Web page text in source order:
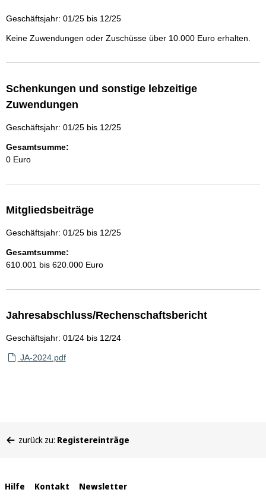
Geschäftsjahr: 01/25 bis 12/25
Keine Zuwendungen oder Zuschüsse über 10.000 Euro erhalten.
Schenkungen und sonstige lebzeitige
Zuwendungen
Geschäftsjahr: 01/25 bis 12/25
Gesamtsumme:
0 Euro
Mitgliedsbeiträge
Geschäftsjahr: 01/25 bis 12/25
Gesamtsumme:
610.001 bis 620.000 Euro
Jahresabschluss/Rechenschaftsbericht
Geschäftsjahr: 01/24 bis 12/24
JA-2024.pdf
befinden
zurück zu: Registereinträge
Interne
Hilfe Kontakt Newsletter